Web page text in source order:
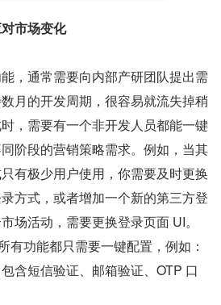
市场变化
，通常需要向内部产研团队提出需
月的开发周期，很容易就流失掉稍
，需要有一个非开发人员都能一键
阶段的营销策略需求。例如，当其
有极少用户使用，你需要及时更换
方式，或者增加一个新的第三方登
场活动，需要更换登录页面 UI。
有功能都只需要一键配置，例如：
含短信验证、邮箱验证、OTP 口